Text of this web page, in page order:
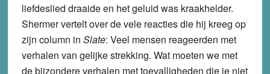
liefdeslied draaide en het geluid was kraakhelder.
Shermer vertelt over de vele reacties die hij kreeg op
zijn column in Slate: Veel mensen reageerden met
verhalen van gelijke strekking. Wat moeten we met
de bijzondere verhalen met toevalligheden die je niet